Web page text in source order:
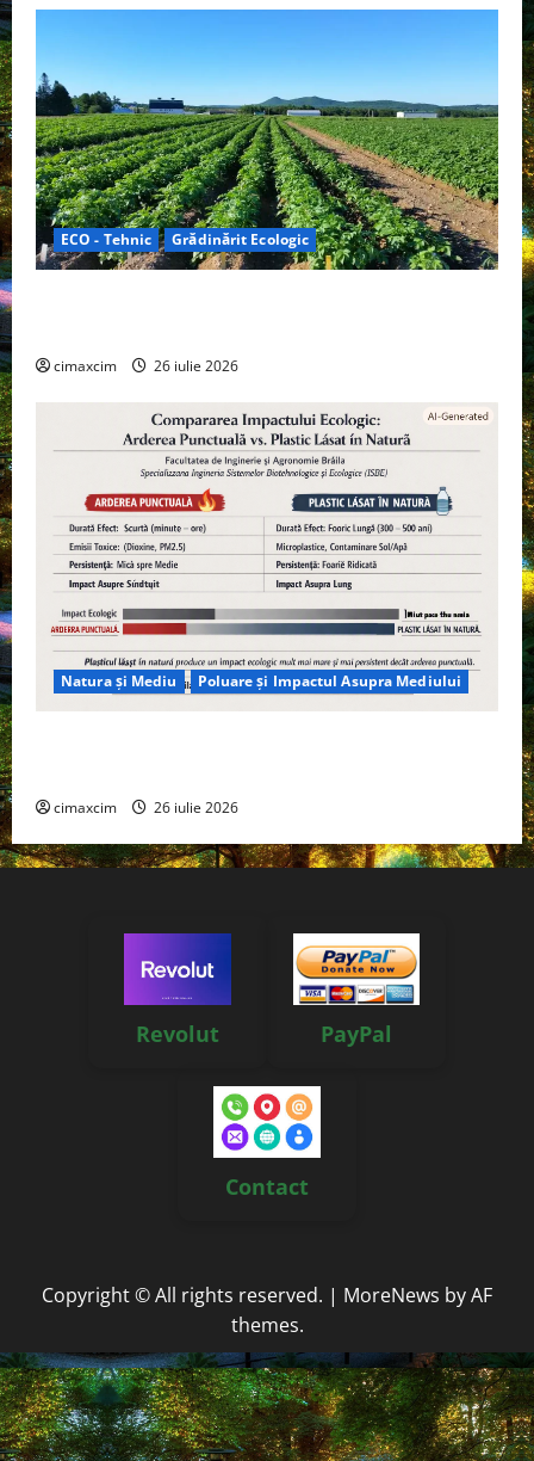
ECO - Tehnic Grădinărit Ecologic
cimaxcim 26 iulie 2026
Natura și Mediu Poluare și Impactul Asupra Mediului
cimaxcim 26 iulie 2026
Revolut PayPal
Contact
Copyright © All rights reserved. | MoreNews by AF
themes.